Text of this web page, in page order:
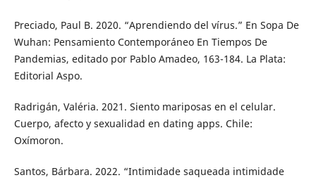
Preciado, Paul B. 2020. “Aprendiendo del vírus.” En Sopa De
Wuhan: Pensamiento Contemporáneo En Tiempos De
Pandemias, editado por Pablo Amadeo, 163-184. La Plata:
Editorial Aspo.
Radrigán, Valéria. 2021. Siento mariposas en el celular.
Cuerpo, afecto y sexualidad en dating apps. Chile:
Oxímoron.
Santos, Bárbara. 2022. “Intimidade saqueada intimidade